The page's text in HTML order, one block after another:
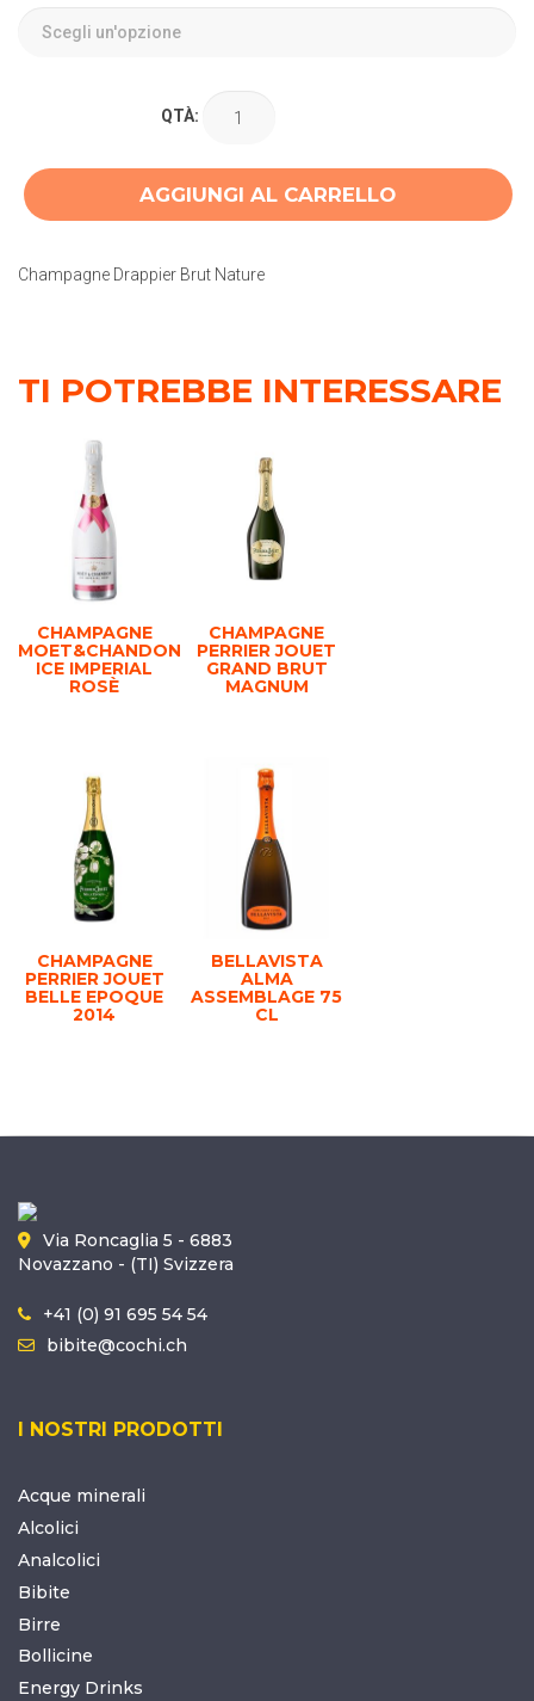
QTÀ:
AGGIUNGI AL CARRELLO
Champagne Drappier Brut Nature
TI POTREBBE INTERESSARE
CHAMPAGNE
MOET&CHANDON
ICE IMPERIAL
ROSÈ
CHAMPAGNE
PERRIER JOUET
GRAND BRUT
MAGNUM
CHAMPAGNE
PERRIER JOUET
BELLE EPOQUE
2014
BELLAVISTA
ALMA
ASSEMBLAGE 75
CL
Via Roncaglia 5 - 6883
Novazzano - (TI) Svizzera
+41 (0) 91 695 54 54
bibite@cochi.ch
I NOSTRI PRODOTTI
Acque minerali
Alcolici
Analcolici
Bibite
Birre
Bollicine
Energy Drinks